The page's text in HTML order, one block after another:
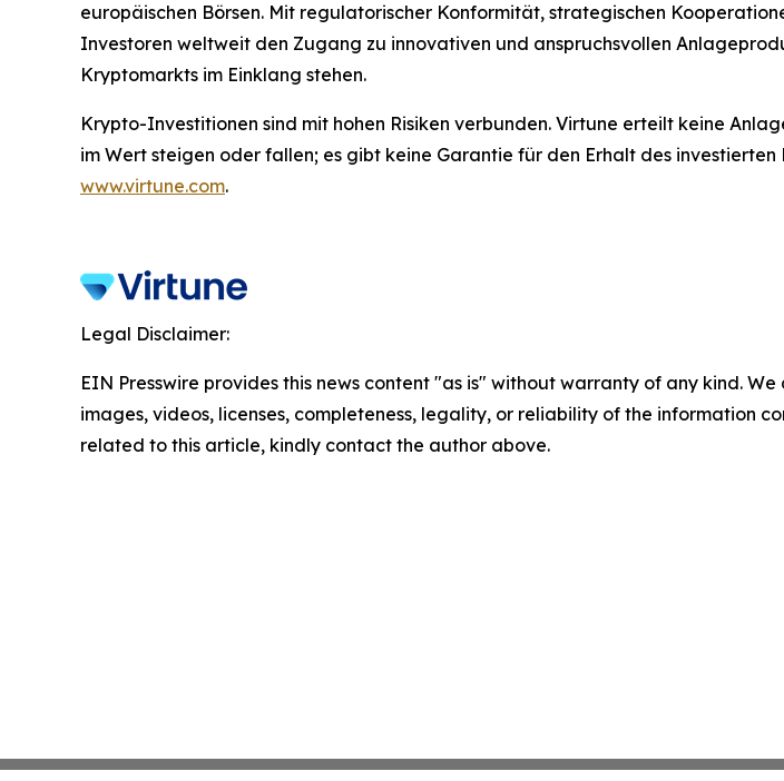
europäischen Börsen. Mit regulatorischer Konformität, strategischen
Investoren weltweit den Zugang zu innovativen und anspruchsvollen
Kryptomarkts im Einklang stehen.
Krypto-Investitionen sind mit hohen Risiken verbunden. Virtune erteilt keine
im Wert steigen oder fallen; es gibt keine Garantie für den Erhalt des
www.virtune.com.
Legal Disclaimer:
EIN Presswire provides this news content "as is" without warranty of any kind.
images, videos, licenses, completeness, legality, or reliability of the information
related to this article, kindly contact the author above.